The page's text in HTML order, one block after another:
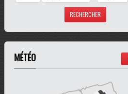
MÉTÉO